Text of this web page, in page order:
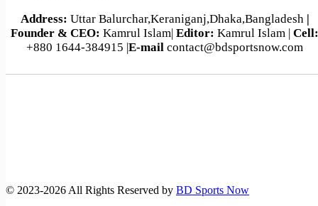
Address: Uttar Balurchar,Keraniganj,Dhaka,Bangladesh |
Founder & CEO: Kamrul Islam| Editor: Kamrul Islam | Cell:
+880 1644-384915 |E-mail contact@bdsportsnow.com
©️ 2023-2026 All Rights Reserved by BD Sports Now